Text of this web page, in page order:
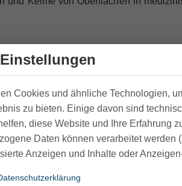
2000 ist mit positivem Ergebnis
nahezu alle unangenehmen
und somit einfach in der
(ca. 7 ml) Ultrana CWC 2000
ca. 80 Toilettenstuhlfüllungen.
Cookies und ähnliche Technologien,
zu bieten. Einige davon sind
diese Website und Ihre Erfahrung
Daten können verarbeitet werden
Anzeigen und Inhalte oder